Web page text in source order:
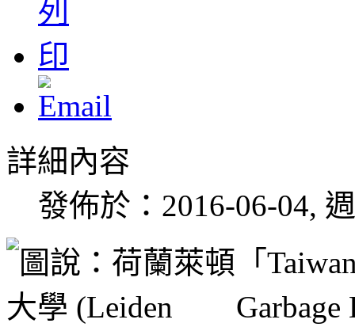
詳細內容
發佈於：2016-06-04,
「